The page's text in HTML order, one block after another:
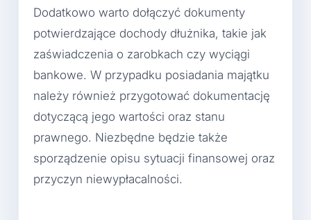
Dodatkowo warto dołączyć dokumenty
potwierdzające dochody dłużnika, takie jak
zaświadczenia o zarobkach czy wyciągi
bankowe. W przypadku posiadania majątku
należy również przygotować dokumentację
dotyczącą jego wartości oraz stanu
prawnego. Niezbędne będzie także
sporządzenie opisu sytuacji finansowej oraz
przyczyn niewypłacalności.